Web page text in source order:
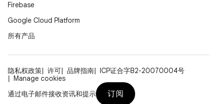
Firebase
Google Cloud Platform
所有产品
隐私权政策 许可 品牌指南
ICP证合字B2-20070004号
Manage cookies
通过电子邮件接收资讯和提示
订阅